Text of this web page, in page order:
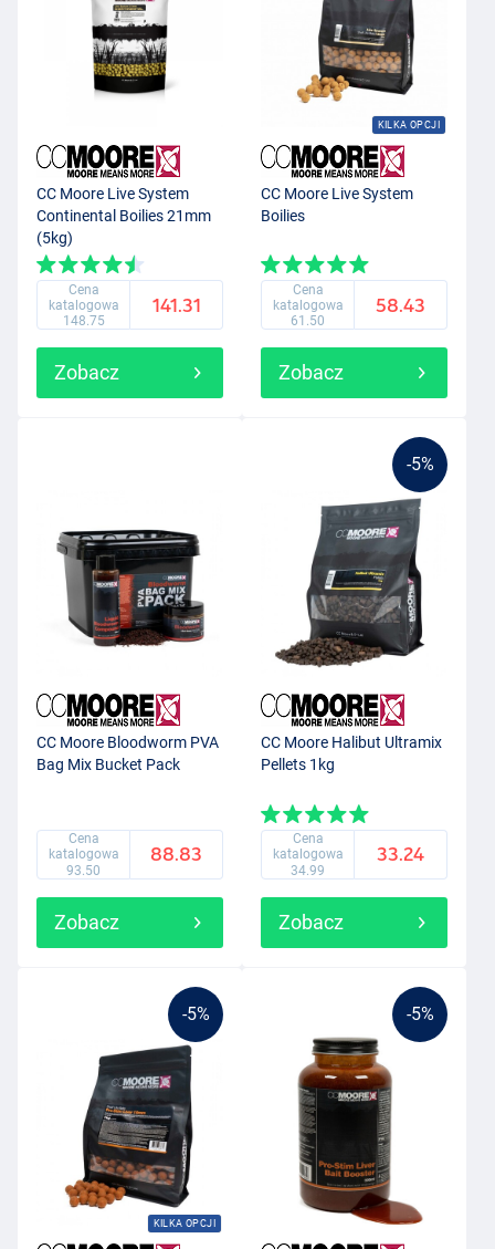
CC Moore Live System
Continental Boilies 21mm
(5kg)
Cena
katalogowa
148.75
141.31
Zobacz
KILKA OPCJI
CC Moore Live System
Boilies
Cena
katalogowa
61.50
58.43
Zobacz
CC Moore Bloodworm PVA
Bag Mix Bucket Pack
Cena
katalogowa
93.50
88.83
Zobacz
-5%
CC Moore Halibut Ultramix
Pellets 1kg
Cena
katalogowa
34.99
33.24
Zobacz
-5%
KILKA OPCJI
-5%